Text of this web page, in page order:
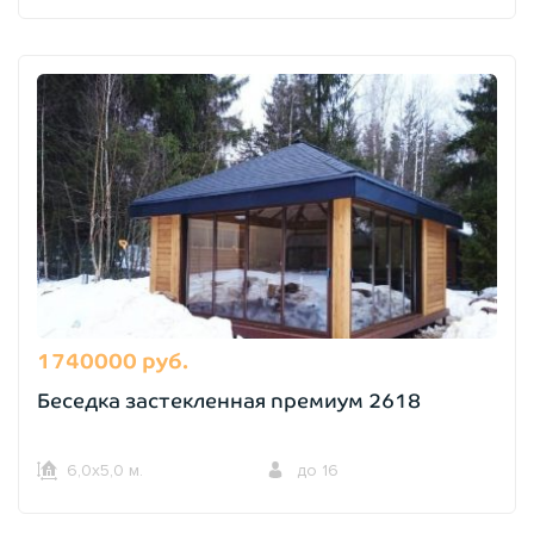
1740000 руб.
Беседка застекленная премиум 2618
6,0х5,0 м. до 16